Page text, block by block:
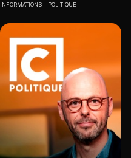
INFORMATIONS POLITIQUE